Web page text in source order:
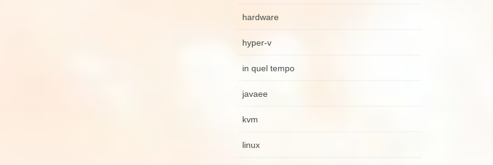
hardware
hyper-v
in quel tempo
javaee
kvm
linux